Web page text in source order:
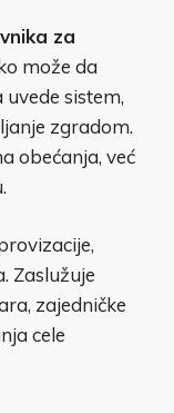
za
može da
sistem,
zgradom.
obećanja, već
Zaslužuje
zajedničke
cele